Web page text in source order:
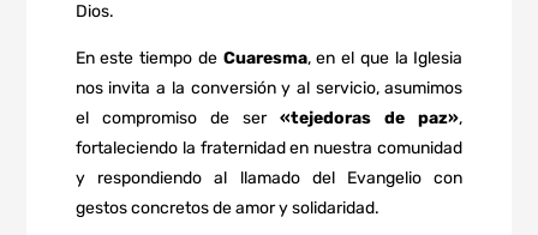
Dios.
En este tiempo de Cuaresma, en el que la Iglesia
nos invita a la conversión y al servicio, asumimos
el compromiso de ser«tejedoras de paz»,
fortaleciendo la fraternidad en nuestra comunidad
y respondiendo al llamado del Evangelio con
gestos concretos de amor y solidaridad.